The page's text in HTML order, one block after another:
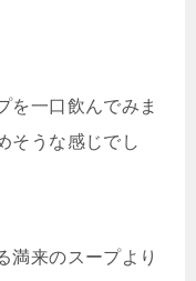
を一口飲んでみま
そうな感じでし
満来のスープより